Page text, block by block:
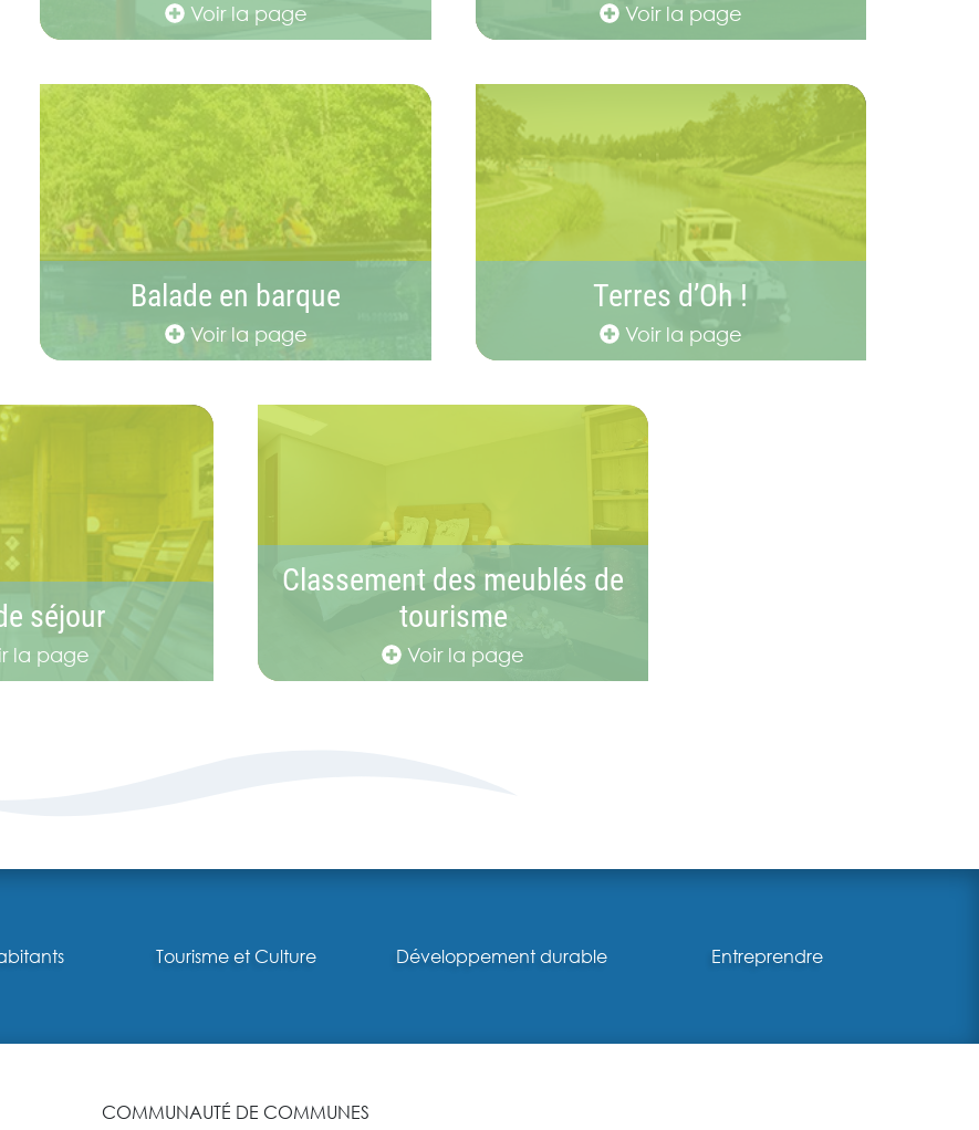
Voir la page Voir la page
Balade en barque
Voir la page
Terres d’Oh !
Voir la page
séjour
la page
Classement des meublés de
tourisme
Voir la page
Tourisme et Culture Développement durable Entreprendre
COMMUNAUTÉ DE COMMUNES